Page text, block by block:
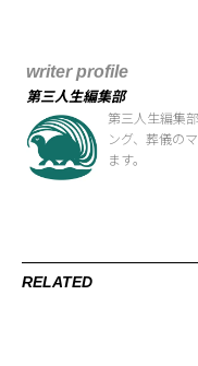
writer profile
第三人生編集部
第三人生編集
ング、葬儀の
ます。
RELATED